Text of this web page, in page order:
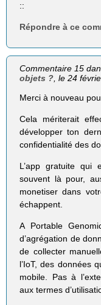
::
Répondre à ce
Commentaire 15
objets ? , le 24
Merci à nouveau
Cela mériterait
développer ton
confidentialité des
L’app gratuite
souvent là pour,
monetiser dans
échappent.
A Portable
d’agrégation de
de collecter
l’IoT, des données
mobile. Pas à
aux termes